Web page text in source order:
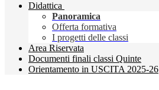
Didattica
Panoramica
Offerta formativa
I progetti delle classi
Area Riservata
Documenti finali classi Quinte
Orientamento in USCITA 2025-26